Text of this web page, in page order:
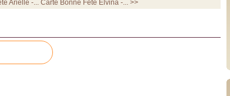
Arielle -... Carte Bonne Fête Elvina -... >>